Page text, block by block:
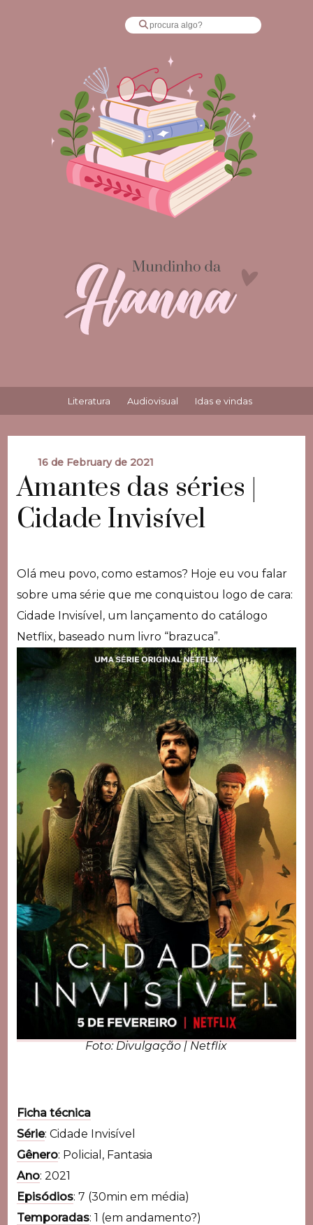
Literatura Audiovisual Idas e vindas
16 de February de 2021
Amantes das séries |
Cidade Invisível
Olá meu povo, como estamos? Hoje eu vou falar
sobre uma série que me conquistou logo de cara:
Cidade Invisível, um lançamento do catálogo
Netflix, baseado num livro “brazuca”.
Foto: Divulgação | Netflix
Ficha técnica
Série: Cidade Invisível
Gênero: Policial, Fantasia
Ano: 2021
Episódios: 7 (30min em média)
Temporadas: 1 (em andamento?)